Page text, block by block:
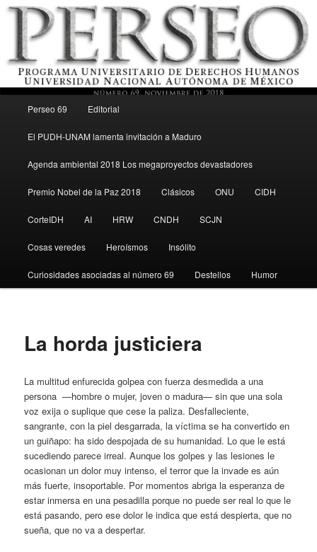
Perseo – PUDH UNAM
Ir al contenido secundario
Perseo 69 Editorial
El PUDH-UNAM lamenta invitación a Maduro
Agenda ambiental 2018 Los megaproyectos devastadores
Premio Nobel de la Paz 2018 Clásicos ONU CIDH
CorteIDH AI HRW CNDH SCJN
Cosas veredes Heroísmos Insólito
Curiosidades asociadas al número 69 Destellos Humor
La horda justiciera
La multitud enfurecida golpea con fuerza desmedida a una
persona —hombre o mujer, joven o madura— sin que una sola
voz exija o suplique que cese la paliza. Desfalleciente,
sangrante, con la piel desgarrada, la víctima se ha convertido en
un guiñapo: ha sido despojada de su humanidad. Lo que le está
sucediendo parece irreal. Aunque los golpes y las lesiones le
ocasionan un dolor muy intenso, el terror que la invade es aún
más fuerte, insoportable. Por momentos abriga la esperanza de
estar inmersa en una pesadilla porque no puede ser real lo que le
está pasando, pero ese dolor le indica que está despierta, que no
sueña, que no va a despertar.